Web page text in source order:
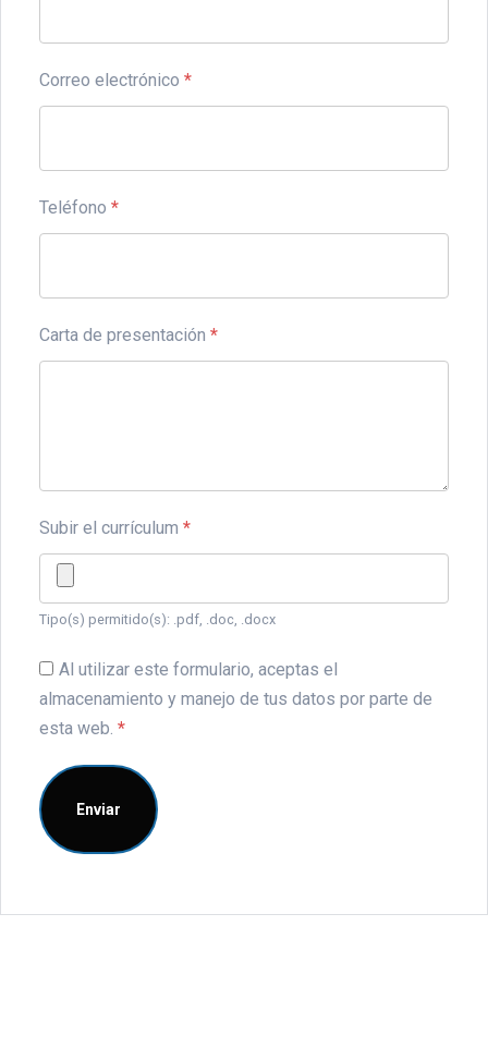
Correo electrónico *
Teléfono *
Carta de presentación *
Subir el currículum *
Tipo(s) permitido(s): .pdf, .doc, .docx
Al utilizar este formulario, aceptas el
almacenamiento y manejo de tus datos por parte de
esta web. *